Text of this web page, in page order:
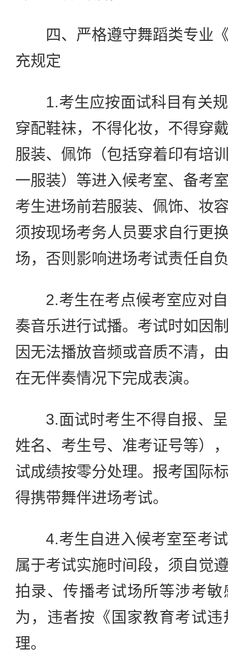
四、严格遵守舞蹈类专业《
充规定
1.考生应按面试科目有关规
穿配鞋袜，不得化妆，不得穿
服装、佩饰（包括穿着印有培
一服装）等进入候考室、备考
考生进场前若服装、佩饰、妆
须按现场考务人员要求自行更
场，否则影响进场考试责任自
2.考生在考点候考室应对自
奏音乐进行试播。考试时如因
因无法播放音频或音质不清，
在无伴奏情况下完成表演。
3.面试时考生不得自报、呈
姓名、考生号、准考证号等）
试成绩按零分处理。报考国际
得携带舞伴进场考试。
4.考生自进入候考室至考试
属于考试实施时间段，须自觉
拍录、传播考试场所等涉考
为，违者按《国家教育考试
理。